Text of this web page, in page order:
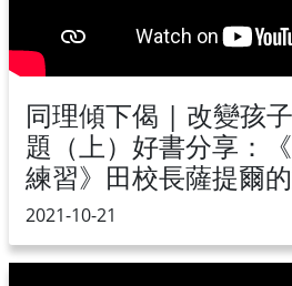
同理傾下偈 | 改變孩
題（上）好書分享：
練習》田校長薩提爾
2021-10-21